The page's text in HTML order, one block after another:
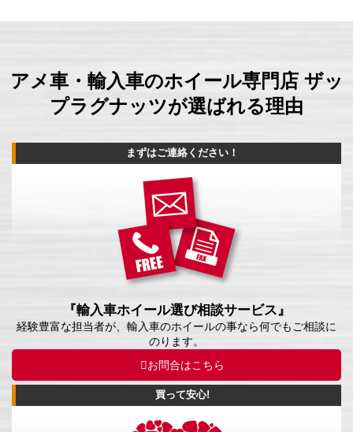
アメ車・輸入車のホイール専門店 ザッ
プラグナッツが選ばれる理由
まずはご連絡ください！
『輸入車ホイール選び相談サービス』
経験豊富な担当者が、輸入車のホイールの事なら何でもご相談に
のります。
お問合はこちら
買って安心!